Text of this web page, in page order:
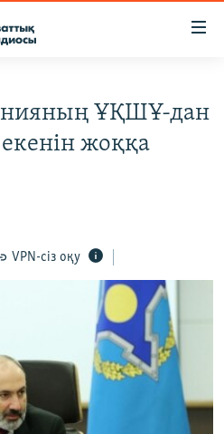
ҰҚШҰ-дан
жоққа
VPN-сіз оқу